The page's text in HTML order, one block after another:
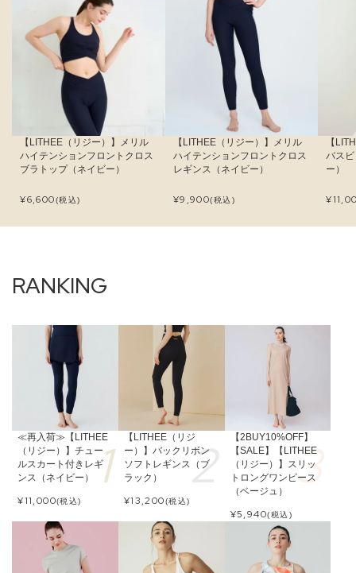
【LITHEE（リジー）】メリル
ハイテンションフロントクロス
ブラトップ（ネイビー）
¥6,600(税込)
【LITHEE（リジー）】メリル
ハイテンションフロントクロス
レギンス（ネイビー）
¥9,900(税込)
【
バス
ー）
¥
≪再入荷≫【LITHEE
（リジー）】チュー
ルスカート付きレギ
ンス（ネイビー）
¥11,000(税込)
【LITHEE（リジ
ー）】バックリボン
ソフトレギンス（ブ
ラック）
¥13,200(税込)
【2BUY10%OFF】
【SALE】【LITHEE
（リジー）】スリッ
トロングワンピース
（ベージュ）
¥5,940(税込)